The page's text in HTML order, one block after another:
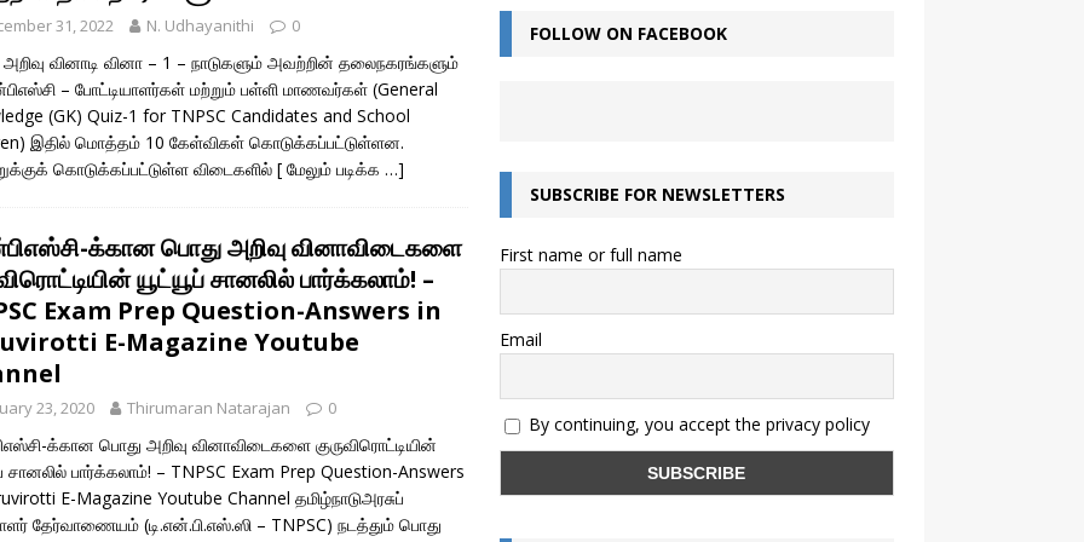
வகைகள் – இலக்கணம் அறிவோம்
இயல் தமிழ்
இலக்கண வகைகள் – இலக்கணம் அறிவோம்
இலக்கணம்
கணிதம்
என்றால் என்ன? – இலக்கணம்
அறிவியல் காரணம் என்ன? | குருவிரொட்டி
அறிவியல் /
31, 2022 N. Udhayanithi 0
வினாடி வினா – 1 – நாடுகளும் அவற்றின் தலைநகரங்களும்
– போட்டியாளர்கள் மற்றும் பள்ளி மாணவர்கள் (General
(GK) Quiz-1 for TNPSC Candidates and School
இதில் மொத்தம் 10 கேள்விகள் கொடுக்கப்பட்டுள்ளன.
கொடுக்கப்பட்டுள்ள விடைகளில் [ மேலும் படிக்க …]
க்கான பொது அறிவு வினாவிடைகளை
யூட்யூப் சானலில் பார்க்கலாம்! –
Exam Prep Question-Answers in
E-Magazine Youtube
23, 2020 Thirumaran Natarajan 0
க்கான பொது அறிவு வினாவிடைகளை குருவிரொட்டியின்
சானலில் பார்க்கலாம்! – TNPSC Exam Prep Question-Answers
E-Magazine Youtube Channel தமிழ்நாடுஅரசுப்
தேர்வாணையம் (டி.என்.பி.எஸ்.ஸி – TNPSC) நடத்தும் பொது
FOLLOW ON FACEBOOK
SUBSCRIBE FOR NEWSLETTERS
First name or full name
Email
By continuing, you accept the privacy policy